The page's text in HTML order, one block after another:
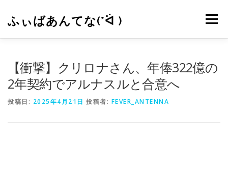
ふぃばあんてな(*ᐛ ) メニュー
【衝撃】クリロナさん、年俸322億の
2年契約でアルナスルと合意へ
投稿日: 2025年4月21日 投稿者: FEVER_ANTENNA